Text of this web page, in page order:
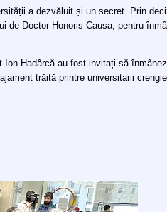
a dezvăluit și un secret. Prin
de Doctor Honoris Causa, pentru
Ion Hadârcă au fost invitați să
trăită printre universitarii